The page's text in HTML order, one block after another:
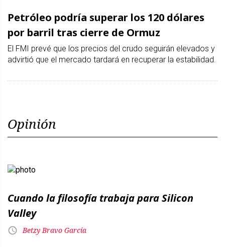
Petróleo podría superar los 120 dólares
por barril tras cierre de Ormuz
El FMI prevé que los precios del crudo seguirán elevados y
advirtió que el mercado tardará en recuperar la estabilidad.
Opinión
Cuando la filosofía trabaja para Silicon
Valley
Betzy Bravo García